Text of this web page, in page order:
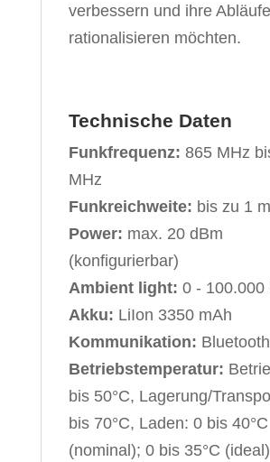
verbessern und ihre Abläufe
rationalisieren möchten.
Technische Daten
Funkfrequenz: 865 MHz
MHz
Funkreichweite: bis zu 1
Power: max. 20 dBm
(konfigurierbar)
Ambient light: 0 - 100.000
Akku: LiIon 3350 mAh
Kommunikation:
Betriebstemperatur:
bis 50°C, Lagerung/
bis 70°C, Laden: 0 bis 40°C
(nominal); 0 bis 35°C (ideal)